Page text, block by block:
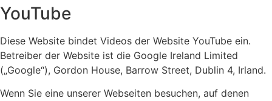
YouTube
Diese Website bindet Videos der Website YouTube ein.
Betreiber der Website ist die Google Ireland Limited
(„Google“), Gordon House, Barrow Street, Dublin 4, Irland.
Wenn Sie eine unserer Webseiten besuchen, auf denen